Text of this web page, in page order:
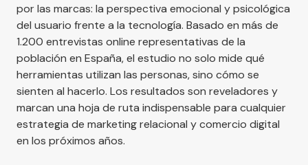
por las marcas: la perspectiva emocional y psicológica
del usuario frente a la tecnología. Basado en más de
1.200 entrevistas online representativas de la
población en España, el estudio no solo mide qué
herramientas utilizan las personas, sino cómo se
sienten al hacerlo. Los resultados son reveladores y
marcan una hoja de ruta indispensable para cualquier
estrategia de marketing relacional y comercio digital
en los próximos años.